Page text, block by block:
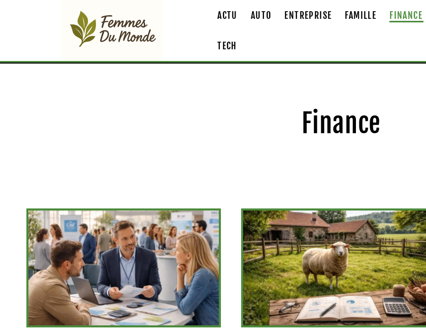
ACTU AUTO ENTREPRISE FAMILLE FINANCE
TECH
Finance